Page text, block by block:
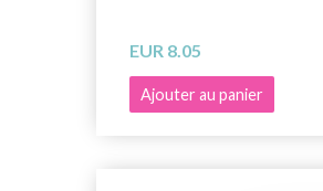
EUR 8.05
Ajouter au panier